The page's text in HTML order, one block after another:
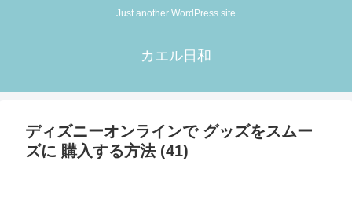
Just another WordPress site
カエル日和
ディズニーオンラインで グッズをスムー
ズに 購入する方法 (41)